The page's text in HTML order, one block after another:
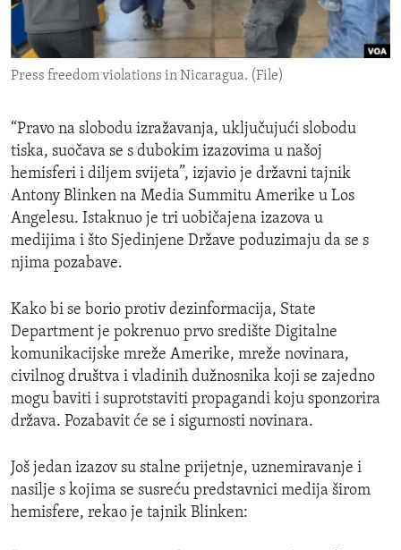
ENVIRONMENT AND HEALTH
IDEALS AND INSTITUTIONS
Press freedom violations in Nicaragua. (File)
“Pravo na slobodu izražavanja, uključujući slobodu
tiska, suočava se s dubokim izazovima u našoj
hemisferi i diljem svijeta”, izjavio je državni tajnik
Antony Blinken na Media Summitu Amerike u Los
Angelesu. Istaknuo je tri uobičajena izazova u
medijima i što Sjedinjene Države poduzimaju da se s
njima pozabave.
Kako bi se borio protiv dezinformacija, State
Department je pokrenuo prvo središte Digitalne
komunikacijske mreže Amerike, mreže novinara,
civilnog društva i vladinih dužnosnika koji se zajedno
mogu baviti i suprotstaviti propagandi koju sponzorira
država. Pozabavit će se i sigurnosti novinara.
Još jedan izazov su stalne prijetnje, uznemiravanje i
nasilje s kojima se susreću predstavnici medija širom
hemisfere, rekao je tajnik Blinken: